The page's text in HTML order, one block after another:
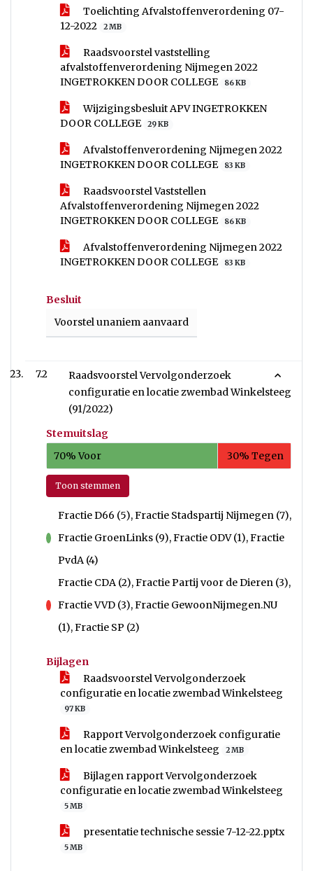
Toelichting Afvalstoffenverordening 07-
12-2022
2 MB
Raadsvoorstel vaststelling
afvalstoffenverordening Nijmegen 2022
INGETROKKEN DOOR COLLEGE
86 KB
Wijzigingsbesluit APV INGETROKKEN
DOOR COLLEGE
29 KB
Afvalstoffenverordening Nijmegen 2022
INGETROKKEN DOOR COLLEGE
83 KB
Raadsvoorstel Vaststellen
Afvalstoffenverordening Nijmegen 2022
INGETROKKEN DOOR COLLEGE
86 KB
Afvalstoffenverordening Nijmegen 2022
INGETROKKEN DOOR COLLEGE
83 KB
Besluit
Voorstel unaniem aanvaard
7.2
Raadsvoorstel Vervolgonderzoek
configuratie en locatie zwembad Winkelsteeg
(91/2022)
Stemuitslag
70% Voor
30% Tegen
Toon stemmen
Fractie D66 (5), Fractie Stadspartij Nijmegen (7),
Fractie GroenLinks (9), Fractie ODV (1), Fractie
PvdA (4)
Fractie CDA (2), Fractie Partij voor de Dieren (3),
Fractie VVD (3), Fractie GewoonNijmegen.NU
(1), Fractie SP (2)
Bijlagen
Raadsvoorstel Vervolgonderzoek
configuratie en locatie zwembad Winkelsteeg
97 KB
Rapport Vervolgonderzoek configuratie
en locatie zwembad Winkelsteeg
2 MB
Bijlagen rapport Vervolgonderzoek
configuratie en locatie zwembad Winkelsteeg
5 MB
presentatie technische sessie 7-12-22.pptx
5 MB